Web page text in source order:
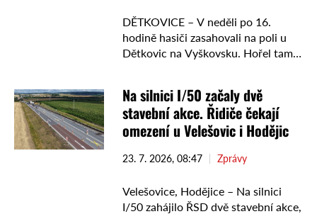
DĚTKOVICE – V neděli po 16.
hodině hasiči zasahovali na poli u
Dětkovic na Vyškovsku. Hořel tam
Jihomoravského …
Na silnici I/50 začaly dvě
stavební akce. Řidiče čekají
omezení u Velešovic i Hodějic
23. 7. 2026, 08:47 Zprávy
Velešovice, Hodějice – Na silnici
I/50 zahájilo ŘSD dvě stavební akce,